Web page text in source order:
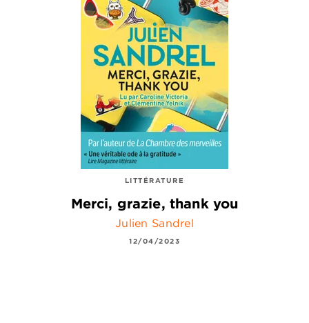
LITTÉRATURE
Merci, grazie, thank you
Julien Sandrel
12/04/2023